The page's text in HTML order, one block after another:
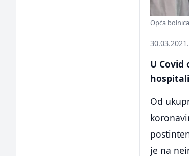
Opća bolnica
30.03.2021.
U Covid
Od
je na